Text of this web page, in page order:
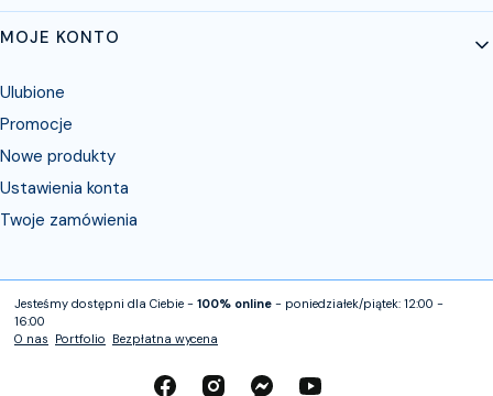
MOJE KONTO
Ulubione
Promocje
Nowe produkty
Ustawienia konta
Twoje zamówienia
Jesteśmy dostępni dla Ciebie - 100% online - poniedziałek/piątek: 12:00 -
16:00
O nas Portfolio Bezpłatna wycena